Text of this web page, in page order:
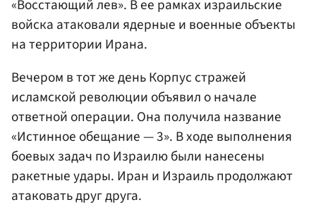
«Восстающий лев». В ее рамках израильские
войска атаковали ядерные и военные объекты
на территории Ирана.
Вечером в тот же день Корпус стражей
исламской революции объявил о начале
ответной операции. Она получила название
«Истинное обещание — 3». В ходе выполнения
боевых задач по Израилю были нанесены
ракетные удары. Иран и Израиль продолжают
атаковать друг друга.